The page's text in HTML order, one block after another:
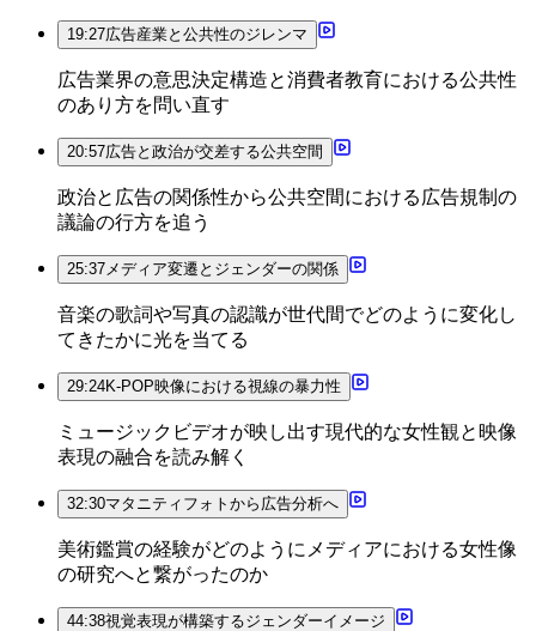
19:27広告産業と公共性のジレンマ
広告業界の意思決定構造と消費者教育における公共性
のあり方を問い直す
20:57広告と政治が交差する公共空間
政治と広告の関係性から公共空間における広告規制の
議論の行方を追う
25:37メディア変遷とジェンダーの関係
音楽の歌詞や写真の認識が世代間でどのように変化し
てきたかに光を当てる
29:24K-POP映像における視線の暴力性
ミュージックビデオが映し出す現代的な女性観と映像
表現の融合を読み解く
32:30マタニティフォトから広告分析へ
美術鑑賞の経験がどのようにメディアにおける女性像
の研究へと繋がったのか
44:38視覚表現が構築するジェンダーイメージ